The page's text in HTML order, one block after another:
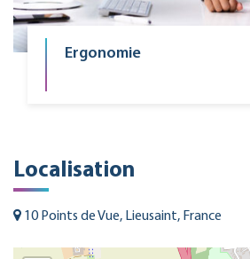
Ergonomie
Localisation
10 Points de Vue, Lieusaint, France